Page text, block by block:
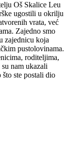
Oš Skalice Leu
ugostili u okrilju
vrata, već
Zajedno smo
zajednicu koja
pustolovinama.
roditeljima,
nam ukazali
ste postali dio